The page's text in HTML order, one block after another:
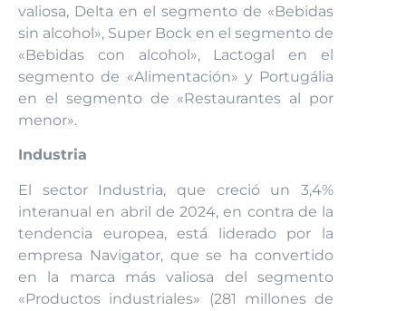
valiosa, Delta en el segmento de «Bebidas
sin alcohol», Super Bock en el segmento de
«Bebidas con alcohol», Lactogal en el
segmento de «Alimentación» y Portugália
en el segmento de «Restaurantes al por
menor».
Industria
El sector Industria, que creció un 3,4%
interanual en abril de 2024, en contra de la
tendencia europea, está liderado por la
empresa Navigator, que se ha convertido
en la marca más valiosa del segmento
«Productos industriales» (281 millones de